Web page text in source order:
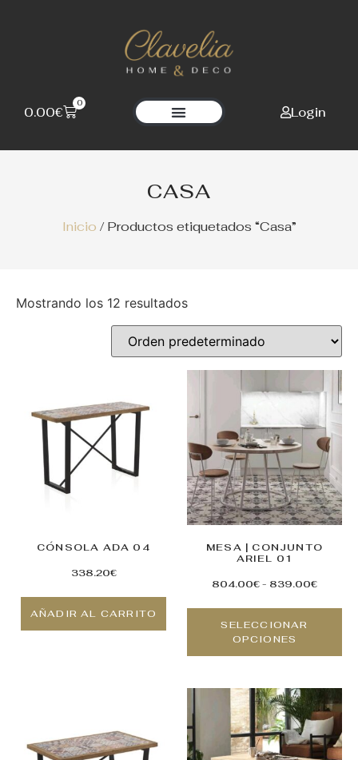
0.00€
0
Login
CASA
Inicio / Productos etiquetados “Casa”
Mostrando los 12 resultados
CÓNSOLA ADA 04
338.20€
AÑADIR AL CARRITO
MESA | CONJUNTO
ARIEL 01
804.00€- 839.00€
SELECCIONAR
OPCIONES